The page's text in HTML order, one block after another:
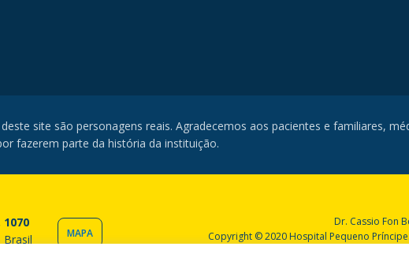
site são personagens reais. Agradecemos aos pacientes e familiares,
fazerem parte da história da instituição.
Brasil
MAPA
Dr. Cassio Fon
Copyright © 2020 Hospital Pequeno